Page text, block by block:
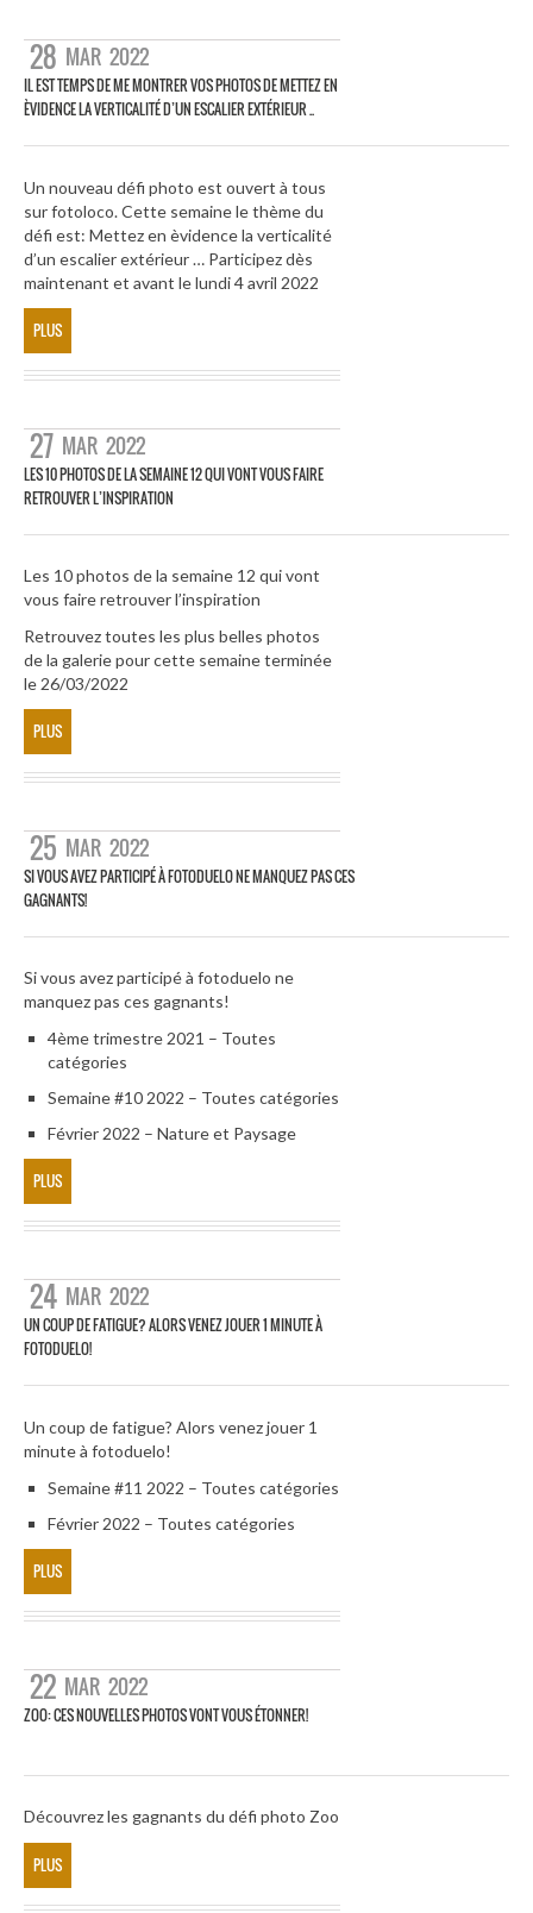
28 MAR 2022
IL EST TEMPS DE ME MONTRER VOS PHOTOS DE METTEZ EN
ÈVIDENCE LA VERTICALITÉ D’UN ESCALIER EXTÉRIEUR ..
Un nouveau défi photo est ouvert à tous
sur fotoloco. Cette semaine le thème du
défi est: Mettez en èvidence la verticalité
d’un escalier extérieur … Participez dès
maintenant et avant le lundi 4 avril 2022
PLUS
27 MAR 2022
LES 10 PHOTOS DE LA SEMAINE 12 QUI VONT VOUS FAIRE
RETROUVER L’INSPIRATION
Les 10 photos de la semaine 12 qui vont
vous faire retrouver l’inspiration
Retrouvez toutes les plus belles photos
de la galerie pour cette semaine terminée
le 26/03/2022
PLUS
25 MAR 2022
SI VOUS AVEZ PARTICIPÉ À FOTODUELO NE MANQUEZ PAS CES
GAGNANTS!
Si vous avez participé à fotoduelo ne
manquez pas ces gagnants!
4ème trimestre 2021 – Toutes
catégories
Semaine #10 2022 – Toutes catégories
Février 2022 – Nature et Paysage
PLUS
24 MAR 2022
UN COUP DE FATIGUE? ALORS VENEZ JOUER 1 MINUTE À
FOTODUELO!
Un coup de fatigue? Alors venez jouer 1
minute à fotoduelo!
Semaine #11 2022 – Toutes catégories
Février 2022 – Toutes catégories
PLUS
22 MAR 2022
ZOO: CES NOUVELLES PHOTOS VONT VOUS ÉTONNER!
Découvrez les gagnants du défi photo Zoo
PLUS